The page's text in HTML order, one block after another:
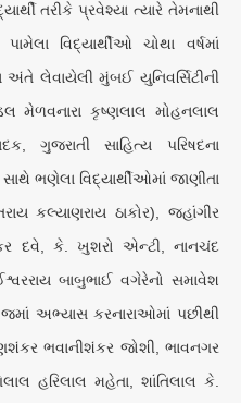
તરીકે પ્રવેશ્યા ત્યારે તેમનાથી
વિદ્યાર્થીઓ ચોથા વર્ષમાં
અંતે લેવાયેલી મુંબઈ યુનિવર્સિટીની
મેળવનારા કૃષ્ણલાલ મોહનલાલ
ગુજરાતી સાહિત્ય પરિષદના
ભણેલા વિદ્યાર્થીઓમાં જાણીતા
કલ્યાણરાય ઠાકોર), જહાંગીર
દવે, કે. ખુશરો એન્ટી, નાનચંદ
બાબુભાઈ વગેરેનો સમાવેશ
અભ્યાસ કરનારાઓમાં પછીથી
ભવાનીશંકર જોશી, ભાવનગર
હરિલાલ મહેતા, શાંતિલાલ કે.